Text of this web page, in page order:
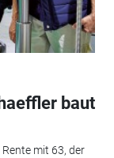
baut
mit 63, der